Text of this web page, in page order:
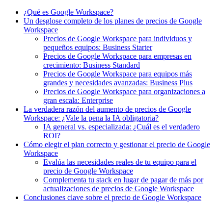
¿Qué es Google Workspace?
Un desglose completo de los planes de precios de Google
Workspace
Precios de Google Workspace para individuos y
pequeños equipos: Business Starter
Precios de Google Workspace para empresas en
crecimiento: Business Standard
Precios de Google Workspace para equipos más
grandes y necesidades avanzadas: Business Plus
Precios de Google Workspace para organizaciones a
gran escala: Enterprise
La verdadera razón del aumento de precios de Google
Workspace: ¿Vale la pena la IA obligatoria?
IA general vs. especializada: ¿Cuál es el verdadero
ROI?
Cómo elegir el plan correcto y gestionar el precio de Google
Workspace
Evalúa las necesidades reales de tu equipo para el
precio de Google Workspace
Complementa tu stack en lugar de pagar de más por
actualizaciones de precios de Google Workspace
Conclusiones clave sobre el precio de Google Workspace